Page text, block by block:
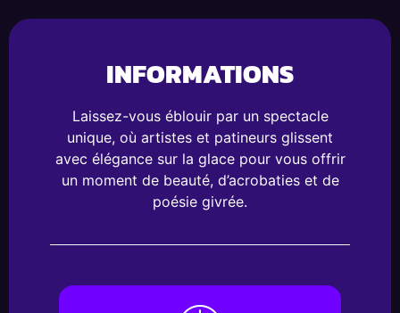
INFORMATIONS
Laissez-vous éblouir par un spectacle
unique, où artistes et patineurs glissent
avec élégance sur la glace pour vous offrir
un moment de beauté, d’acrobaties et de
poésie givrée.